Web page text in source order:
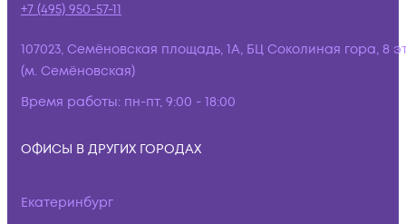
+7 (495) 950-57-11
107023, Семёновская площадь, 1А, БЦ Соколиная гора, 8
(м. Семёновская)
Время работы: пн-пт, 9:00 - 18:00
ОФИСЫ В ДРУГИХ ГОРОДАХ
Екатеринбург